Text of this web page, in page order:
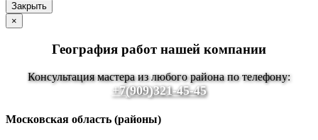
Закрыть
×
География работ нашей компании
Консультация мастера из любого района по телефону:
+7(909)321-45-45
Московская область (районы)